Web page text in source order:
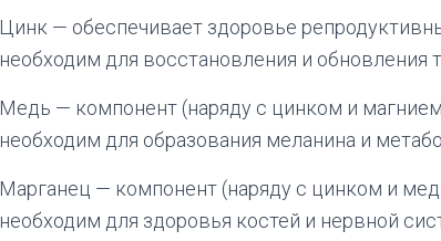
Цинк — обеспечивает здоровье
необходим для восстановления и обновления
Медь — компонент (наряду с цинком и
необходим для образования меланина и
Марганец — компонент (наряду с цинком и
необходим для здоровья костей и нервной